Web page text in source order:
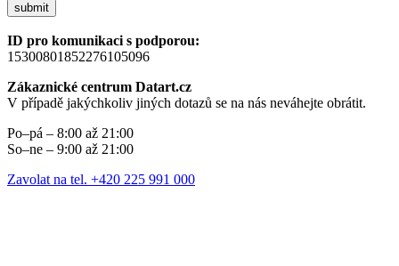
submit
ID pro komunikaci s podporou:
15300801852276105096
Zákaznické centrum Datart.cz
V případě jakýchkoliv jiných dotazů se na nás neváhejte obrátit.
Po–pá – 8:00 až 21:00
So–ne – 9:00 až 21:00
Zavolat na tel. +420 225 991 000